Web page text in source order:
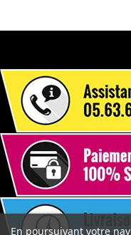
En poursuivant votre